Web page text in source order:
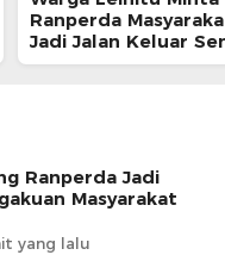
Ranperda
Jadi Jalan Keluar
Enam Dusun
Ranperda Jadi
Masyarakat
yang lalu